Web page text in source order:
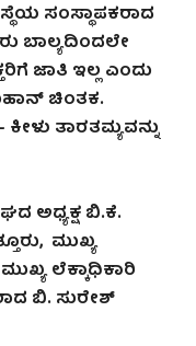
ಸಂಸ್ಥಾಪಕರಾದ
ಬಾಲ್ಯದಿಂದಲೇ
ಜಾತಿ ಇಲ್ಲ ಎಂದು
ಚಿಂತಕ.
ತಾರತಮ್ಯವನ್ನು
ಅಧ್ಯಕ್ಷ ಬಿ.ಕೆ.
, ಮುಖ್ಯ
ಮುಖ್ಯ ಲೆಕ್ಕಾಧಿಕಾರಿ
ಬಿ. ಸುರೇಶ್